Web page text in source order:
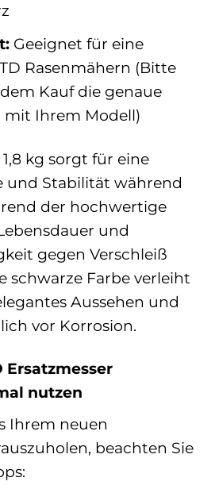
Geeignet für eine
Rasenmähern (Bitte
Kauf die genaue
Ihrem Modell)
kg sorgt für eine
und Stabilität während
der hochwertige
und
gegen Verschleiß
schwarze Farbe verleiht
Aussehen und
vor Korrosion.
Ersatzmesser
nutzen
Ihrem neuen
beachten Sie